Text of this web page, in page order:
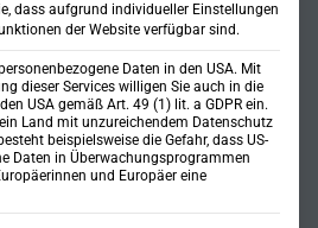
dass aufgrund individueller Einstellungen
der Website verfügbar sind.
Daten in den USA. Mit
dieser Services willigen Sie auch in die
USA gemäß Art. 49 (1) lit. a GDPR ein.
Land mit unzureichendem Datenschutz
beispielsweise die Gefahr, dass US-
Daten in Überwachungsprogrammen
und Europäer eine